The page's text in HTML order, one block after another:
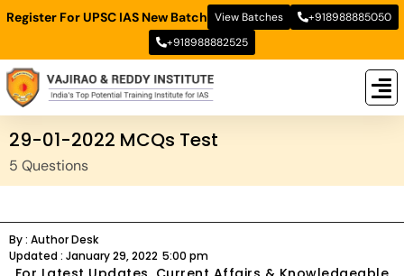
Register For UPSC IAS New Batch View Batches
+918988885050
+918988882525
29-01-2022 MCQs Test
5 Questions
By : Author Desk
Updated : January 29, 2022 5:00 pm